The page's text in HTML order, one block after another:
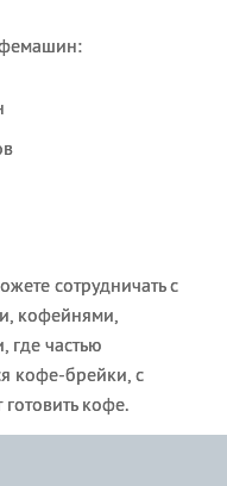
сотрудничать с
кофейнями,
частью
кофе-брейки, с
кофе.